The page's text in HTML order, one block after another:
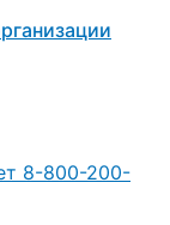
8-800-200-